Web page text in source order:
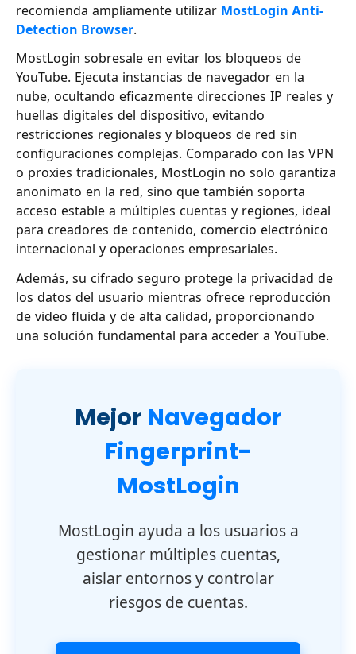
recomienda ampliamente utilizar MostLogin Anti-
Detection Browser.
MostLogin sobresale en evitar los bloqueos de
YouTube. Ejecuta instancias de navegador en la
nube, ocultando eficazmente direcciones IP reales y
huellas digitales del dispositivo, evitando
restricciones regionales y bloqueos de red sin
configuraciones complejas. Comparado con las VPN
o proxies tradicionales, MostLogin no solo garantiza
anonimato en la red, sino que también soporta
acceso estable a múltiples cuentas y regiones, ideal
para creadores de contenido, comercio electrónico
internacional y operaciones empresariales.
Además, su cifrado seguro protege la privacidad de
los datos del usuario mientras ofrece reproducción
de video fluida y de alta calidad, proporcionando
una solución fundamental para acceder a YouTube.
Mejor Navegador
Fingerprint-
MostLogin
MostLogin ayuda a los usuarios a
gestionar múltiples cuentas,
aislar entornos y controlar
riesgos de cuentas.